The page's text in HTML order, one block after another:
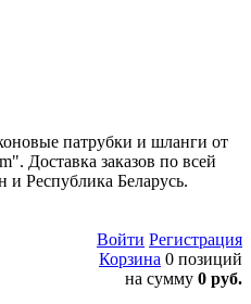
патрубки и шланги от
Доставка заказов по всей
и Республика Беларусь.
Войти Регистрация
Корзина 0 позиций
на сумму 0 руб.